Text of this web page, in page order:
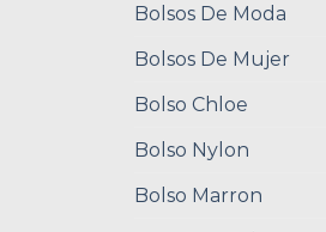
Bolsos De Moda
Bolsos De Mujer
Bolso Chloe
Bolso Nylon
Bolso Marron